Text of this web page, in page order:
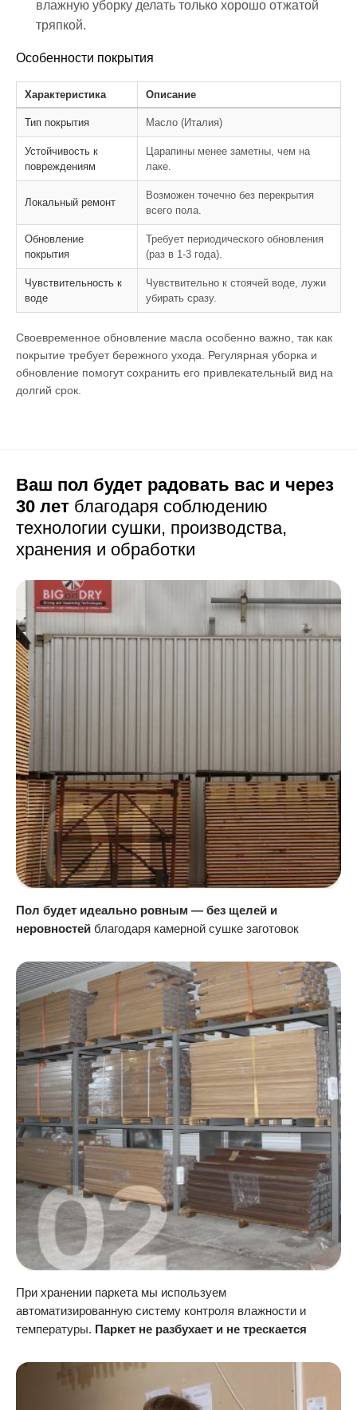
влажную уборку делать только хорошо отжатой
тряпкой.
Особенности покрытия
Характеристика Описание
Тип покрытия Масло (Италия)
Устойчивость к
повреждениям
Царапины менее заметны, чем на
лаке.
Локальный ремонт
Возможен точечно без перекрытия
всего пола.
Обновление
покрытия
Требует периодического обновления
(раз в 1-3 года).
Чувствительность к
воде
Чувствительно к стоячей воде, лужи
убирать сразу.
Своевременное обновление масла особенно важно, так как
покрытие требует бережного ухода. Регулярная уборка и
обновление помогут сохранить его привлекательный вид на
долгий срок.
Ваш пол будет радовать вас и через
30 лет благодаря соблюдению
технологии сушки, производства,
хранения и обработки
Пол будет идеально ровным — без щелей и
неровностей благодаря камерной сушке заготовок
При хранении паркета мы используем
автоматизированную систему контроля влажности и
температуры. Паркет не разбухает и не трескается